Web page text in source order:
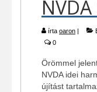
írta oaron
0
Örömmel
NVDA idei
újítást